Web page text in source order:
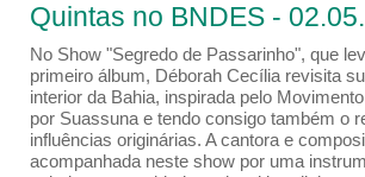
Quintas no BNDES -
No Show "Segredo de Passarinho", que
primeiro álbum, Déborah Cecília revisita
interior da Bahia, inspirada pelo
por Suassuna e tendo consigo também o
influências originárias. A cantora e
acompanhada neste show por uma